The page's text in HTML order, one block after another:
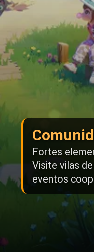
Fortes
Visite vilas
eventos